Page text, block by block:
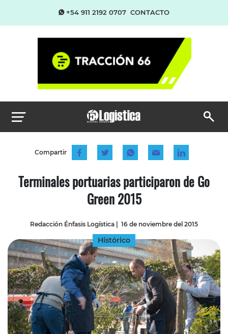
+54 911 2192 0707 CONTACTO
Compartir
Terminales portuarias participaron de Go
Green 2015
Redacción Énfasis Logística | 16 de noviembre del 2015
Histórico